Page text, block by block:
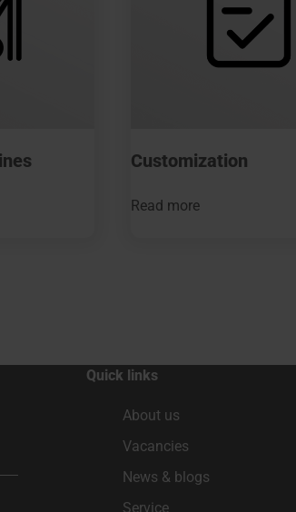
Customization
Read more
Quick links
About us
Vacancies
News & blogs
Service